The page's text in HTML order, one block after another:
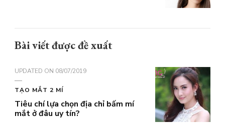
Bài viết được đề xuất
UPDATED ON 08/07/2019
TẠO MẮT 2 MÍ
Tiêu chí lựa chọn địa chỉ bấm mí
mắt ở đâu uy tín?